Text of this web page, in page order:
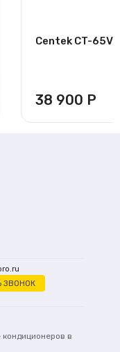
Centek CT-
38 900 Р
ЗВОНОК
в